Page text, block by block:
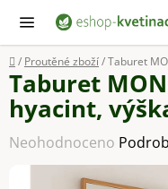
obsah
Domů
/ Proutěné zboží/Taburet
Taburet
hyacint,
Průměrné
hodnocení
Neohodnoceno